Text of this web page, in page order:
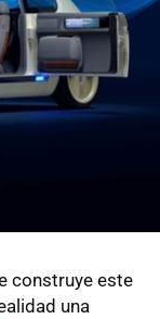
construye este
una